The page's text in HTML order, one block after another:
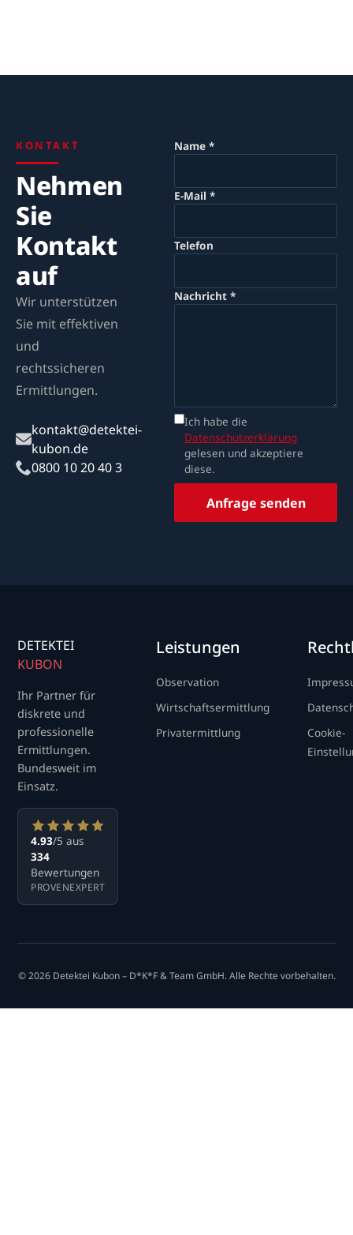
KONTAKT
Nehmen
Sie
Kontakt
auf
Wir unterstützen
Sie mit effektiven
und
rechtssicheren
Ermittlungen.
kontakt@detektei-
kubon.de
0800 10 20 40 3
Name *
E-Mail *
Telefon
Nachricht *
Ich habe die
Datenschutzerklärung
gelesen und akzeptiere
diese.
Anfrage senden
DETEKTEI
KUBON
Ihr Partner für
diskrete und
professionelle
Ermittlungen.
Bundesweit im
Einsatz.
4.93/5 aus
334
Bewertungen
PROVENEXPERT
Leistungen
Observation
Wirtschaftsermittlung
Privatermittlung
Cookie-
© 2026 Detektei Kubon – D*K*F & Team GmbH. Alle Rechte vorbehalten.